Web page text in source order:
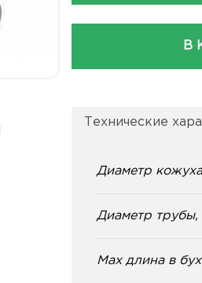
В
Технические
Диаметр
Диаметр
Max длина в